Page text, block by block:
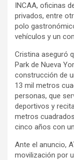
INCAA, oficinas
privados, entre
polo
vehículos y un
Cristina aseguró
Park de Nueva
construcción de
13 mil metros
personas, que
deportivos y
metros
cinco años con
Ante el anuncio,
movilización por